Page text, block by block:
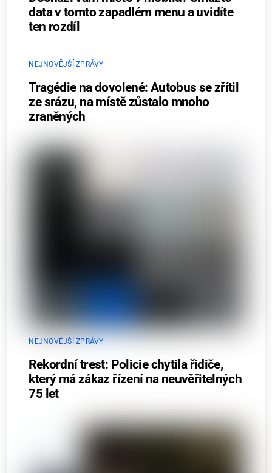
data v tomto zapadlém menu a uvidíte
ten rozdíl
NEJNOVĚJŠÍ ZPRÁVY
Tragédie na dovolené: Autobus se zřítil
ze srázu, na místě zůstalo mnoho
zraněných
NEJNOVĚJŠÍ ZPRÁVY
Rekordní trest: Policie chytila řidiče,
který má zákaz řízení na neuvěřitelných
75 let